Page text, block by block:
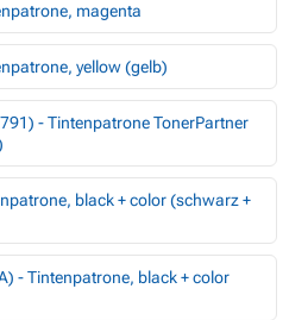
magenta
yellow (gelb)
- Tintenpatrone TonerPartner
black + color (schwarz +
- Tintenpatrone, black + color